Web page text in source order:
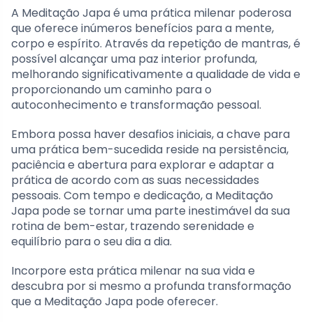
A Meditação Japa é uma prática milenar poderosa
que oferece inúmeros benefícios para a mente,
corpo e espírito. Através da repetição de mantras, é
possível alcançar uma paz interior profunda,
melhorando significativamente a qualidade de vida e
proporcionando um caminho para o
autoconhecimento e transformação pessoal.
Embora possa haver desafios iniciais, a chave para
uma prática bem-sucedida reside na persistência,
paciência e abertura para explorar e adaptar a
prática de acordo com as suas necessidades
pessoais. Com tempo e dedicação, a Meditação
Japa pode se tornar uma parte inestimável da sua
rotina de bem-estar, trazendo serenidade e
equilíbrio para o seu dia a dia.
Incorpore esta prática milenar na sua vida e
descubra por si mesmo a profunda transformação
que a Meditação Japa pode oferecer.